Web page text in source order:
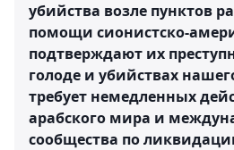
убийства возле пунктов
помощи сионистско-
подтверждают их
голоде и убийствах
требует немедленных
арабского мира и
сообщества по